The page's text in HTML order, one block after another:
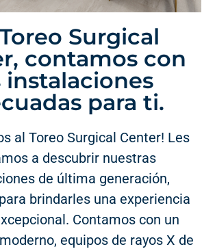
Surgical
contamos con
instalaciones
para ti.
al Toreo Surgical Center! Les
a descubrir nuestras
de última generación,
brindarles una experiencia
Contamos con un
equipos de rayos X de